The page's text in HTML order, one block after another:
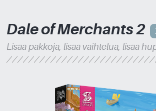
Dale of Merchants 2
Lisää pakkoja, lisää vaihtelua, lisää